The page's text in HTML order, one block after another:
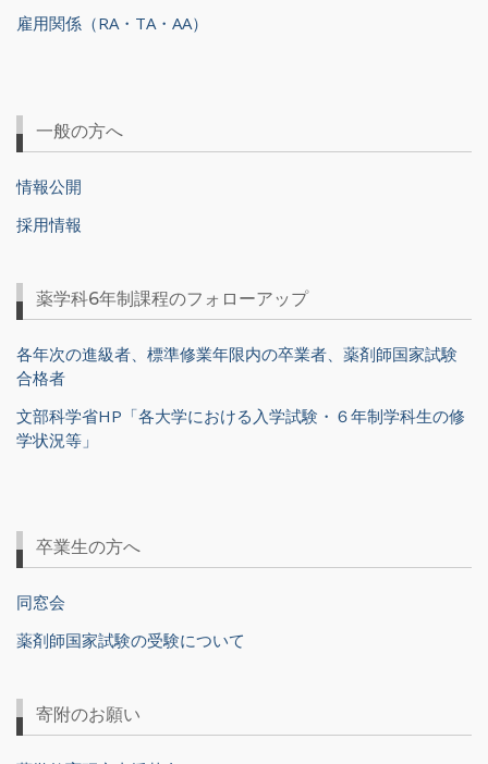
雇用関係（RA・TA・AA）
一般の方へ
情報公開
採用情報
薬学科6年制課程のフォローアップ
各年次の進級者、標準修業年限内の卒業者、薬剤師国家試験
合格者
文部科学省HP「各大学における入学試験・６年制学科生の修
学状況等」
卒業生の方へ
同窓会
薬剤師国家試験の受験について
寄附のお願い